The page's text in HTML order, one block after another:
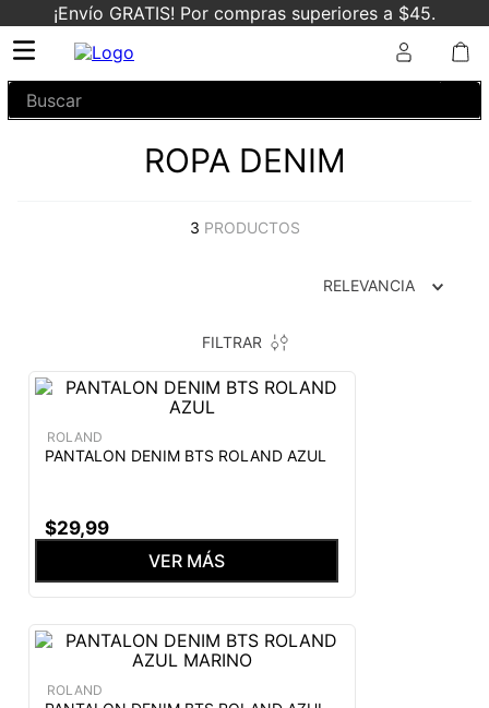
¡Envío GRATIS! Por compras superiores a $45.
Buscar
ROPA DENIM
3 PRODUCTOS
RELEVANCIA
FILTRAR
ROLAND
PANTALON DENIM BTS ROLAND AZUL
$29,99
VER MÁS
ROLAND